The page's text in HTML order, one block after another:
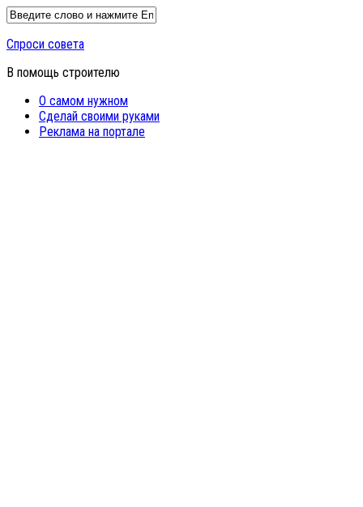
Спроси совета
В помощь строителю
О самом нужном
Сделай своими руками
Реклама на портале